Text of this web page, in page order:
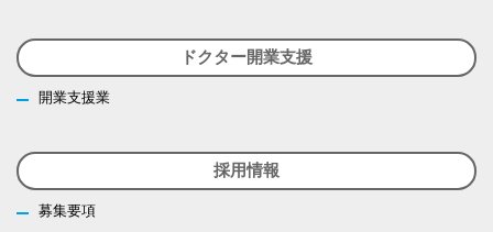
ドクター開業支援
開業支援業
採用情報
募集要項